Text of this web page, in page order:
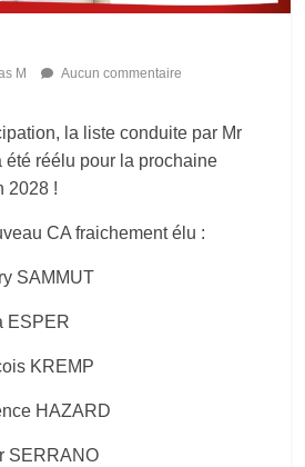
M Aucun commentaire
la liste conduite par Mr
été réélu pour la prochaine
2028 !
CA fraichement élu :
SAMMUT
ESPER
KREMP
HAZARD